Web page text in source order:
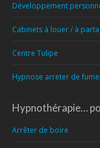
Développement
Cabinets à louer / à
Centre Tulipe
Hypnose arreter de
Hypnothérapie…
Arrêter de boire